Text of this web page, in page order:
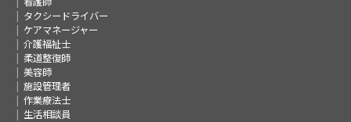
タクシードライバー
ケアマネージャー
介護福祉士
柔道整復師
美容師
施設管理者
作業療法士
生活相談員